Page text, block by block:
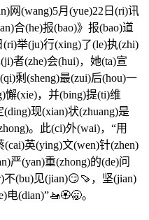
(wang)5月(yue)22日(ri)讯
合(he)报(bao)》报(bao)道
举(ju)行(xing)了(le)执(zhi)
者(zhe)会(hui)，她(ta)宣
剩(sheng)最(zui)后(hou)一
懈(xie)，并(bing)提(ti)维
现(xian)状(zhuang)是
。此(ci)外(wai)，“用
英(ying)文(wen)针(zhen)
严(yan)重(zhong)的(de)问
(bu)见(jian)😏🍠，坚(jian)
电(dian)”🚤🏵🥱。